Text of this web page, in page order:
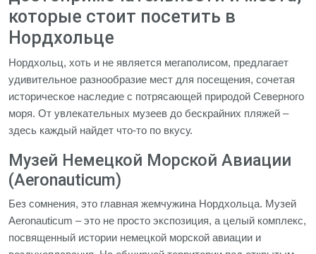
которые стоит посетить в
Нордхольце
Нордхольц, хоть и не является мегаполисом, предлагает
удивительное разнообразие мест для посещения, сочетая
историческое наследие с потрясающей природой Северного
моря. От увлекательных музеев до бескрайних пляжей –
здесь каждый найдет что-то по вкусу.
Музей Немецкой Морской Авиации
(Aeronauticum)
Без сомнения, это главная жемчужина Нордхольца. Музей
Aeronauticum – это не просто экспозиция, а целый комплекс,
посвященный истории немецкой морской авиации и